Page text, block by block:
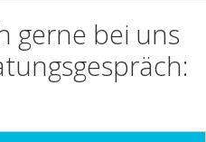
gerne bei uns